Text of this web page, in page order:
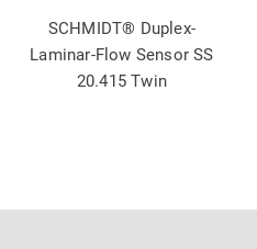
SCHMIDT® Duplex-
Laminar-Flow Sensor SS
20.415 Twin